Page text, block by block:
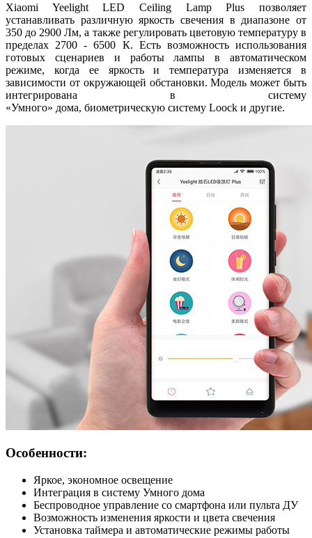
Xiaomi Yeelight LED Ceiling Lamp Plus позволяет
устанавливать различную яркость свечения в диапазоне от
350 до 2900 Лм, а также регулировать цветовую температуру в
пределах 2700 - 6500 К. Есть возможность использования
готовых сценариев и работы лампы в автоматическом
режиме, когда ее яркость и температура изменяется в
зависимости от окружающей обстановки. Модель может быть
интегрирована в систему
«Умного» дома, биометрическую систему Loock и другие.
Особенности:
Яркое, экономное освещение
Интеграция в систему Умного дома
Беспроводное управление со смартфона или пульта ДУ
Возможность изменения яркости и цвета свечения
Установка таймера и автоматические режимы работы